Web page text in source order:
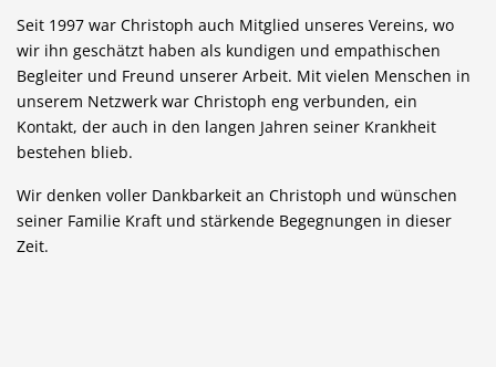
Seit 1997 war Christoph auch Mitglied unseres Vereins, wo
wir ihn geschätzt haben als kundigen und empathischen
Begleiter und Freund unserer Arbeit. Mit vielen Menschen in
unserem Netzwerk war Christoph eng verbunden, ein
Kontakt, der auch in den langen Jahren seiner Krankheit
bestehen blieb.
Wir denken voller Dankbarkeit an Christoph und wünschen
seiner Familie Kraft und stärkende Begegnungen in dieser
Zeit.